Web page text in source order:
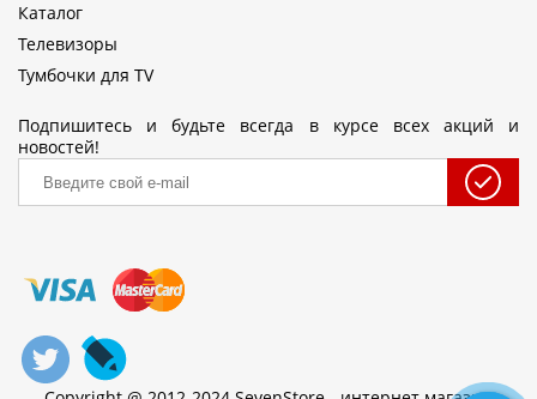
Каталог
Телевизоры
Тумбочки для TV
Подпишитесь и будьте всегда в курсе всех акций и
новостей!